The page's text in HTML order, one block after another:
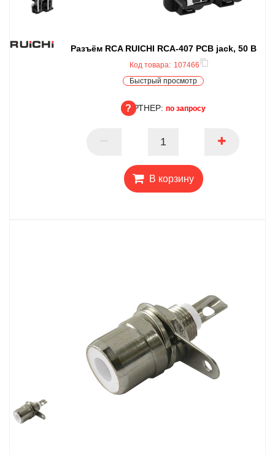
Разъём RCA RUICHI RCA-407 PCB jack, 50 В
Код товара: 107466
Быстрый просмотр
ПАРТНЕР: по запросу
В корзину